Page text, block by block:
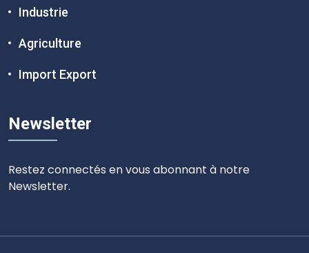
Industrie
Agriculture
Import Export
Newsletter
Restez connectés en vous abonnant à notre
Newsletter.